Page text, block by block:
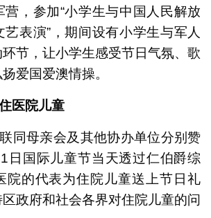
，参加“小学生与中国人民解放
表演”，期间设有小学生与军人
节，让小学生感受节日气氛、歌
爱国爱澳情操。
医院儿童
同母亲会及其他协办单位分别赞
日国际儿童节当天透过仁伯爵综
院的代表为住院儿童送上节日礼
政府和社会各界对住院儿童的问